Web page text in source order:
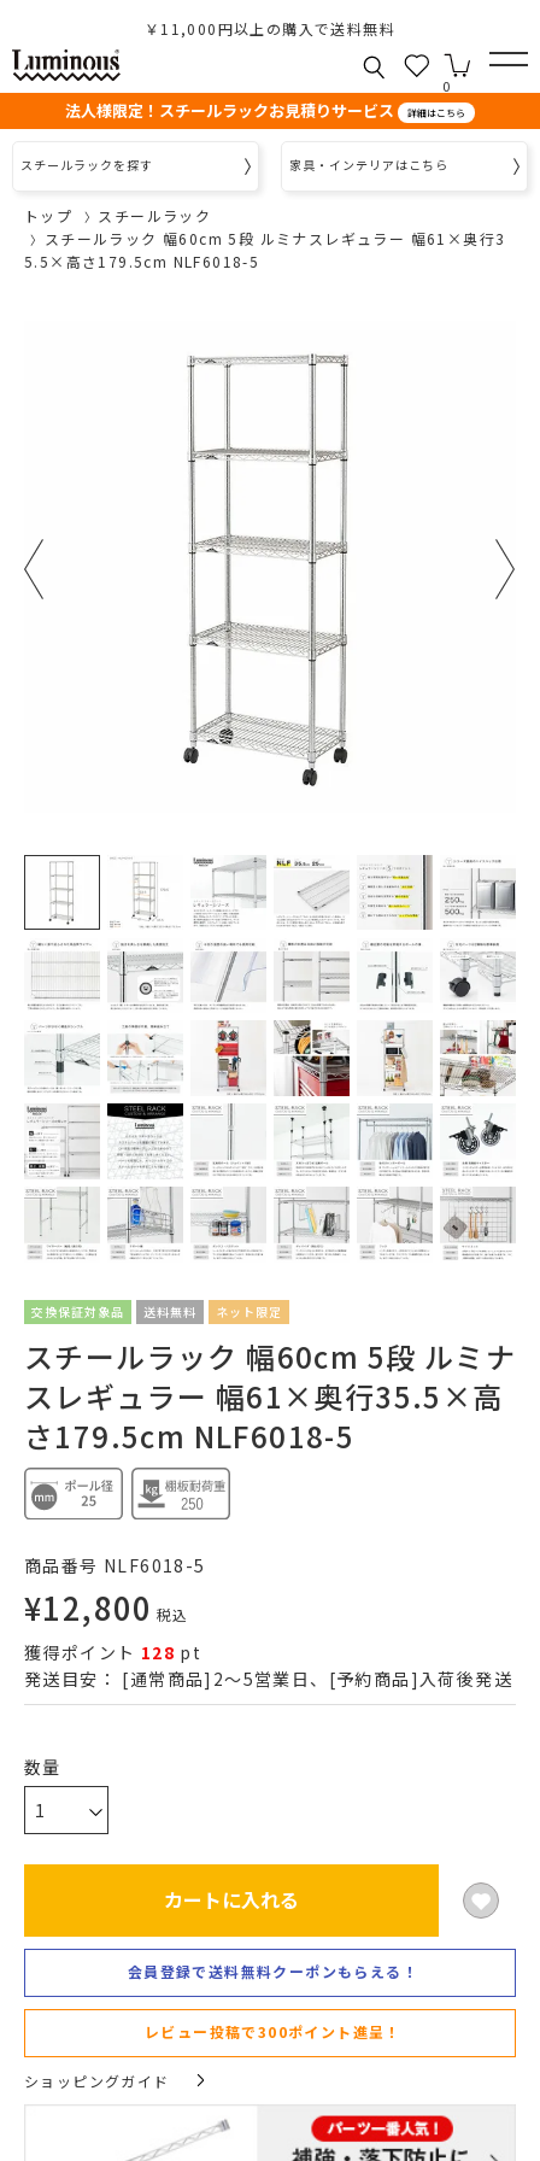
￥11,000円以上の購入で送料無料
0
法人様限定！スチールラックお見積りサービス 詳細はこちら
スチールラックを探す 家具・インテリアはこちら
トップ
スチールラック
スチールラック 幅60cm 5段 ルミナスレギュラー 幅61×奥行3
5.5×高さ179.5cm NLF6018-5
交換保証対象品 送料無料 ネット限定
スチールラック 幅60cm 5段 ルミナ
スレギュラー 幅61×奥行35.5×高
さ179.5cm NLF6018-5
商品番号 NLF6018-5
¥12,800 税込
獲得ポイント 128 pt
発送目安： [通常商品]2～5営業日、[予約商品]入荷後発送
カートに入れる
会員登録で送料無料クーポンもらえる！
レビュー投稿で300ポイント進呈！
ショッピングガイド